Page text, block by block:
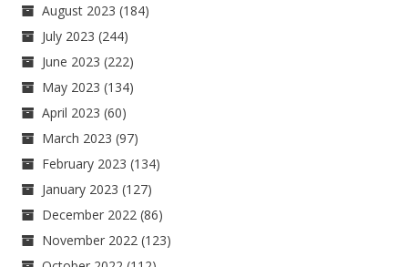
August 2023 (184)
July 2023 (244)
June 2023 (222)
May 2023 (134)
April 2023 (60)
March 2023 (97)
February 2023 (134)
January 2023 (127)
December 2022 (86)
November 2022 (123)